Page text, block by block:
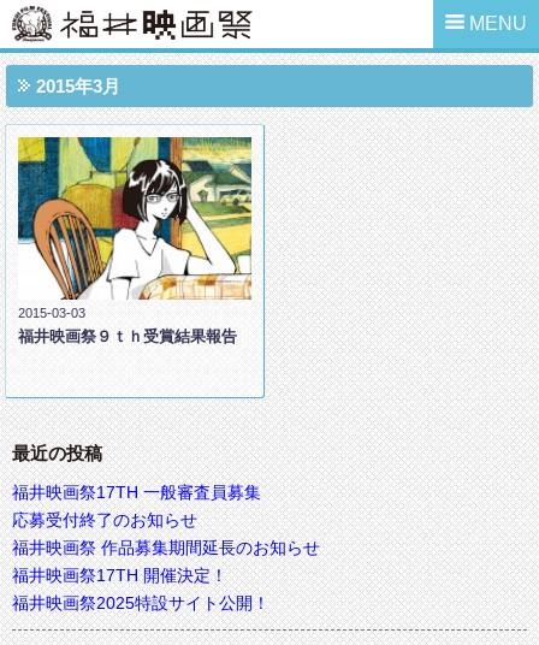
MENU
2015年3月
2015-03-03
福井映画祭９ｔｈ受賞結果報告
最近の投稿
福井映画祭17TH 一般審査員募集
応募受付終了のお知らせ
福井映画祭 作品募集期間延長のお知らせ
福井映画祭17TH 開催決定！
福井映画祭2025特設サイト公開！